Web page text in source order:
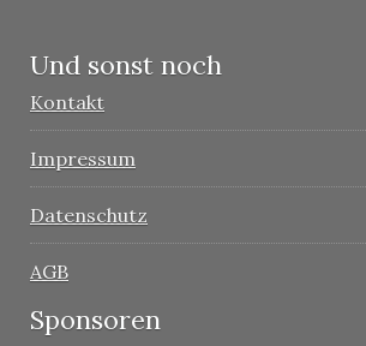
Und sonst noch
Kontakt
Impressum
Datenschutz
AGB
Sponsoren